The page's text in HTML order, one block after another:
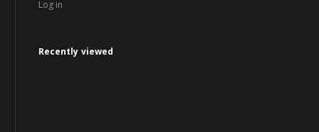
Log in
Recently viewed